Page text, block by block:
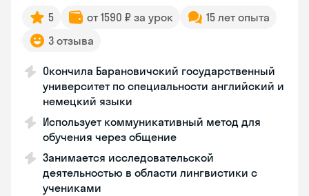
5 от 1590 ₽ за урок
15 лет опыта
3 отзыва
Окончила Барановичский государственный
университет по специальности английский и
немецкий языки
Использует коммуникативный метод для
обучения через общение
Занимается исследовательской
деятельностью в области лингвистики с
учениками